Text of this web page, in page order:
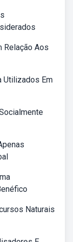
Relação Aos
Utilizados Em
Naturais